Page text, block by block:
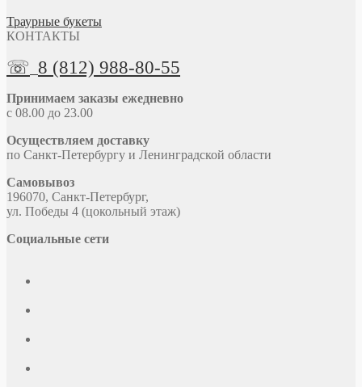
Траурные букеты
КОНТАКТЫ
☏ 8 (812) 988-80-55
Принимаем заказы ежедневно
с 08.00 до 23.00
Осуществляем доставку
по Санкт-Петербургу и Ленинградской области
Самовывоз
196070, Санкт-Петербург,
ул. Победы 4 (цокольный этаж)
Социальные сети